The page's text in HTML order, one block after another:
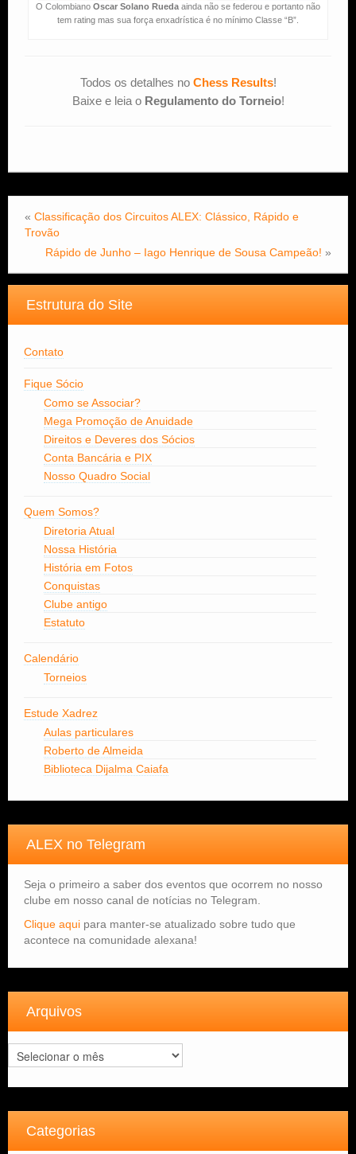
O Colombiano Oscar Solano Ruedaainda não se federou e portanto não
tem rating mas sua força enxadrística é no mínimo Classe “B”.
Todos os detalhes no Chess Results!
Baixe e leia o Regulamento do Torneio!
« Classificação dos Circuitos ALEX: Clássico, Rápido e
Trovão
Rápido de Junho – Iago Henrique de Sousa Campeão! »
Estrutura do Site
Contato
Fique Sócio
Como se Associar?
Mega Promoção de Anuidade
Direitos e Deveres dos Sócios
Conta Bancária e PIX
Nosso Quadro Social
Quem Somos?
Diretoria Atual
Nossa História
História em Fotos
Conquistas
Clube antigo
Estatuto
Calendário
Torneios
Estude Xadrez
Aulas particulares
Roberto de Almeida
Biblioteca Dijalma Caiafa
ALEX no Telegram
Seja o primeiro a saber dos eventos que ocorrem no nosso
clube em nosso canal de notícias no Telegram.
Clique aqui para manter-se atualizado sobre tudo que
acontece na comunidade alexana!
Arquivos
Arquivos
Categorias